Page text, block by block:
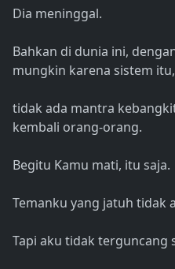
Dia meninggal.
Bahkan di dunia ini,
mungkin karena sistem itu,
tidak ada mantra
kembali orang-orang.
Begitu Kamu mati, itu saja.
Temanku yang jatuh tidak
Tapi aku tidak terguncang